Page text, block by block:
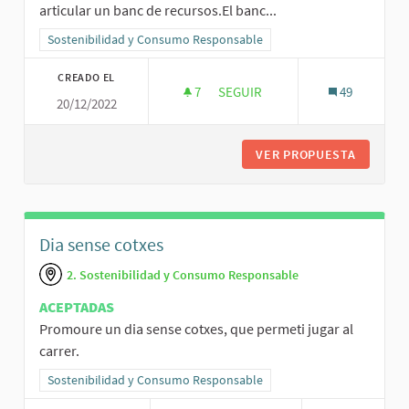
articular un banc de recursos.El banc...
Resultados al filtrar por la categoría: Sostenibilidad y Consumo
Sostenibilidad y Consumo Responsable
CREADO EL
20/12/2022
7 7 SEGUIDORAS
SEGUIR 49
VER PROPUESTA
Dia sense cotxes
2. Sostenibilidad y Consumo Responsable
ACEPTADAS
Promoure un dia sense cotxes, que permeti jugar al
carrer.
Resultados al filtrar por la categoría: Sostenibilidad y Consumo
Sostenibilidad y Consumo Responsable